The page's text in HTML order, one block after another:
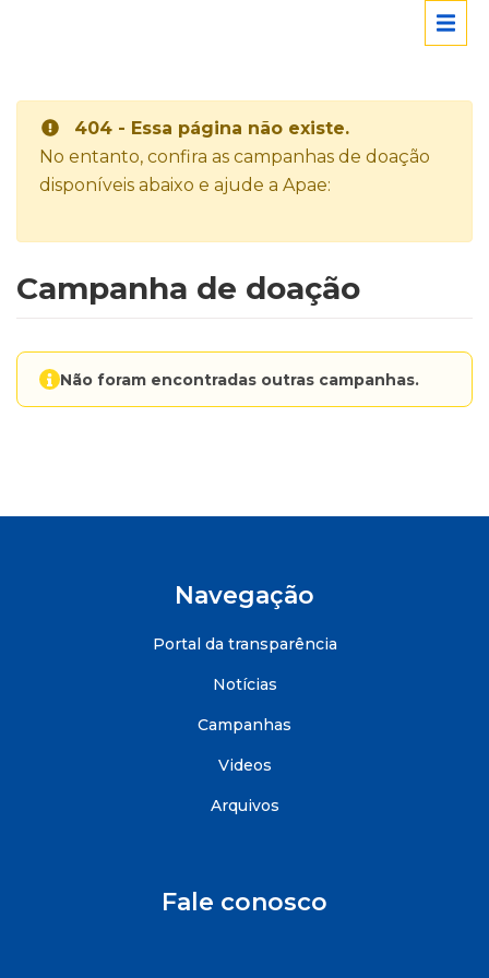
404 - Essa página não existe.
No entanto, confira as campanhas de doação
disponíveis abaixo e ajude a Apae:
Campanha de doação
Não foram encontradas outras campanhas.
Navegação
Portal da transparência
Notícias
Campanhas
Videos
Arquivos
Fale conosco